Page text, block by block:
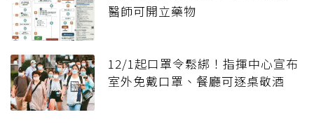
醫師可開立藥物
12/1起口罩令鬆綁！指揮中心宣布
室外免戴口罩、餐廳可逐桌敬酒